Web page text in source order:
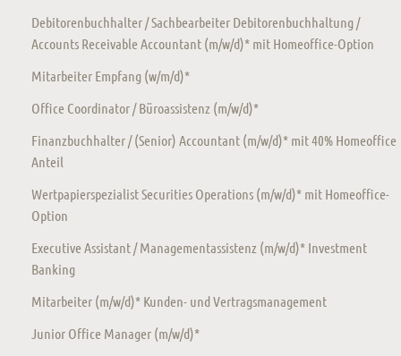
Debitorenbuchhalter / Sachbearbeiter Debitorenbuchhaltung /
Accounts Receivable Accountant (m/w/d)* mit Homeoffice-Option
Mitarbeiter Empfang (w/m/d)*
Office Coordinator / Büroassistenz (m/w/d)*
Finanzbuchhalter / (Senior) Accountant (m/w/d)* mit 40% Homeoffice
Anteil
Wertpapierspezialist Securities Operations (m/w/d)* mit Homeoffice-
Option
Executive Assistant / Managementassistenz (m/w/d)* Investment
Banking
Mitarbeiter (m/w/d)* Kunden- und Vertragsmanagement
Junior Office Manager (m/w/d)*